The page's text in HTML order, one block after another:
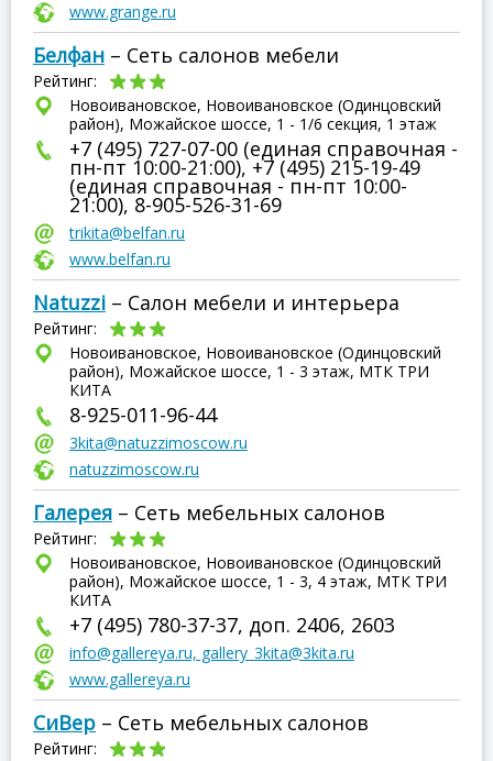
www.grange.ru
Белфан – Сеть салонов мебели
Рейтинг:
Новоивановское, Новоивановское (Одинцовский
район), Можайское шоссе, 1 - 1/6 секция, 1 этаж
+7 (495) 727-07-00 (единая справочная -
пн-пт 10:00-21:00), +7 (495) 215-19-49
(единая справочная - пн-пт 10:00-
21:00), 8-905-526-31-69
trikita@belfan.ru
www.belfan.ru
Natuzzi – Салон мебели и интерьера
Рейтинг:
Новоивановское, Новоивановское (Одинцовский
район), Можайское шоссе, 1 - 3 этаж, МТК ТРИ
КИТА
8-925-011-96-44
3kita@natuzzimoscow.ru
natuzzimoscow.ru
Галерея – Сеть мебельных салонов
Рейтинг:
Новоивановское, Новоивановское (Одинцовский
район), Можайское шоссе, 1 - 3, 4 этаж, МТК ТРИ
КИТА
+7 (495) 780-37-37, доп. 2406, 2603
info@gallereya.ru, gallery_3kita@3kita.ru
www.gallereya.ru
СиВер – Сеть мебельных салонов
Рейтинг: